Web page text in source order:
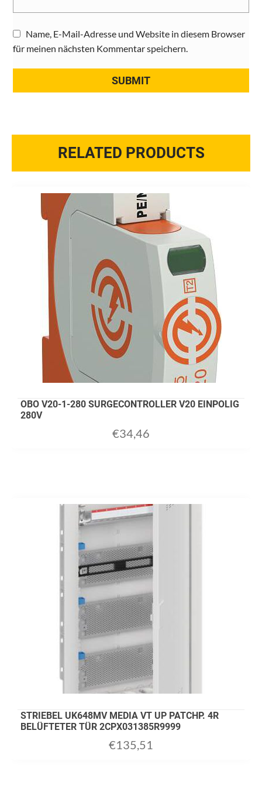
Name, E-Mail-Adresse und Website in diesem Browser
für meinen nächsten Kommentar speichern.
RELATED PRODUCTS
OBO V20-1-280 SURGECONTROLLER V20 EINPOLIG
280V
€34,46
STRIEBEL UK648MV MEDIA VT UP PATCHP. 4R
BELÜFTETER TÜR 2CPX031385R9999
€135,51